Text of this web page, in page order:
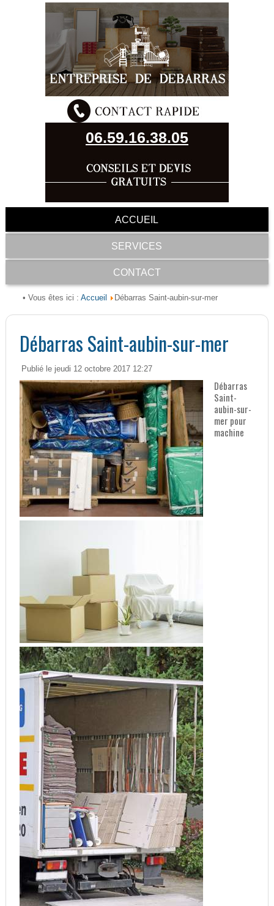
06.59.16.38.05
ACCUEIL
SERVICES
CONTACT
• Vous êtes ici : Accueil Débarras Saint-aubin-sur-mer
Débarras Saint-aubin-sur-mer
Publié le jeudi 12 octobre 2017 12:27
Débarras
Saint-
aubin-sur-
mer pour
machine